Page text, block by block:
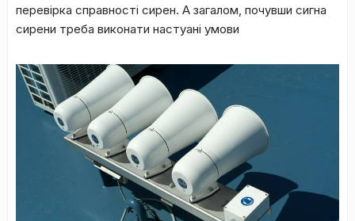
перевірка справності сирен. А загалом, почувши сигна
сирени треба виконати настуані умови